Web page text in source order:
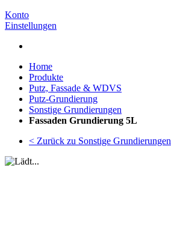
Konto
Einstellungen
Home
Produkte
Putz, Fassade & WDVS
Putz-Grundierung
Sonstige Grundierungen
Fassaden Grundierung 5L
< Zurück zu Sonstige Grundierungen